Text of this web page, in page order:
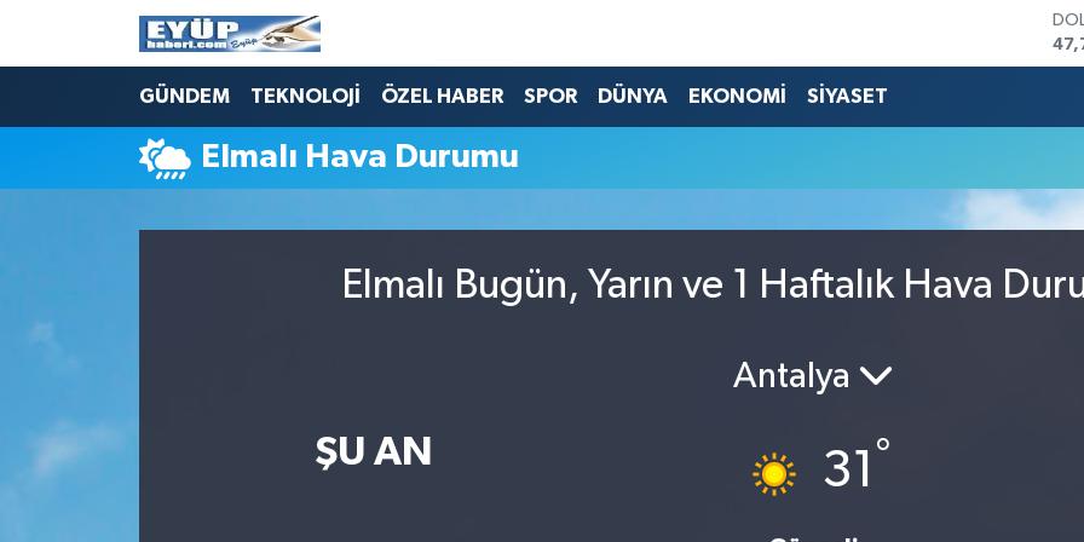
GÜNDEM TEKNOLOJİ ÖZEL HABER SPOR DÜNYA EKONOMİ SİYASET
Elmalı Hava Durumu
Elmalı Bugün, Yarın ve 1 Haftalık Hava
ŞU AN
Antalya
31 °